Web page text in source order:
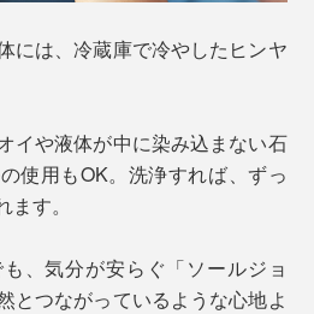
には、冷蔵庫で冷やしたヒンヤ
イや液体が中に染み込まない石
使用もOK。洗浄すれば、ずっ
す。
、気分が安らぐ「ソールジョ
とつながっているような心地よ